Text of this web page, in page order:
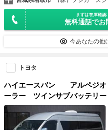
まずは在庫確認
無料通話でお
今あなたの他
トヨタ
ハイエースバン アルペジ
ーラー ツインサブバッテリ
電 インバーター マックス
キャンピングカー